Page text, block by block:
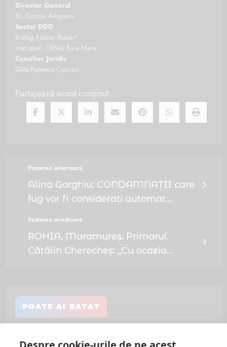
Director General
Ec. Cozma Anișoara
Sector DDD
Biolog Fuzesy Robert
Insp.spec. I SPAU Baia Mare
Consilier Juridic
Gâta-Popescu Ciprian
Partajează acest conținut:
Postarea anterioară
Alina Gorghiu: CONDAMNAȚII care
fug vor fi considerați automat
Postarea următoare
ROHIA, Maramureș. Primarul
Cătălin Cherecheș: „Cu ocazia
parte a unei comunități care se
hrănește din credință”
POATE AI RATAT